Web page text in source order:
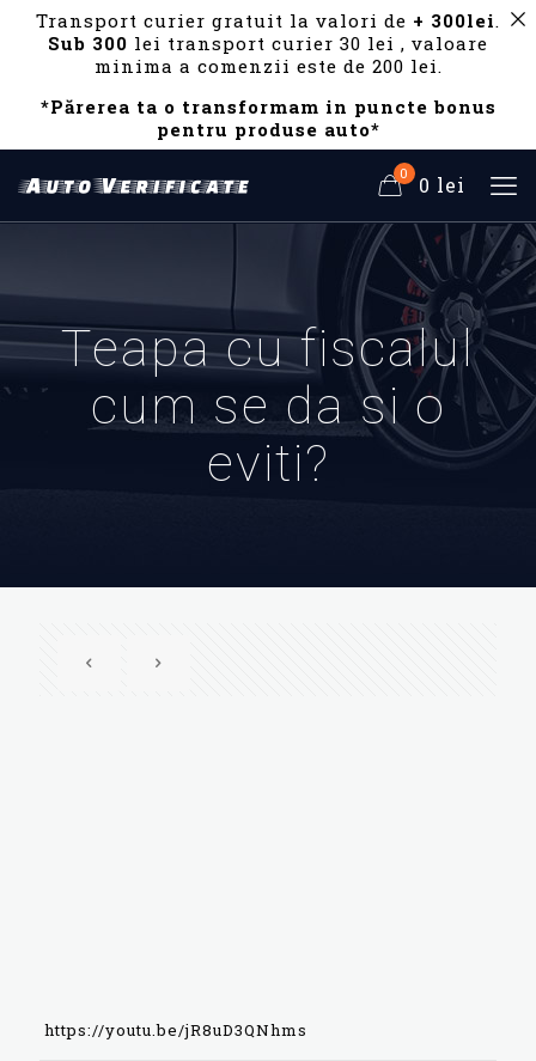
Transport curier gratuit la valori de + 300lei.
Sub 300 lei transport curier 30 lei , valoare
minima a comenzii este de 200 lei.
*Părerea ta o transformam in puncte bonus
pentru produse auto*
0 0 lei
Teapa cu fiscalul
cum se da si o
eviti?
https://youtu.be/jR8uD3QNhms